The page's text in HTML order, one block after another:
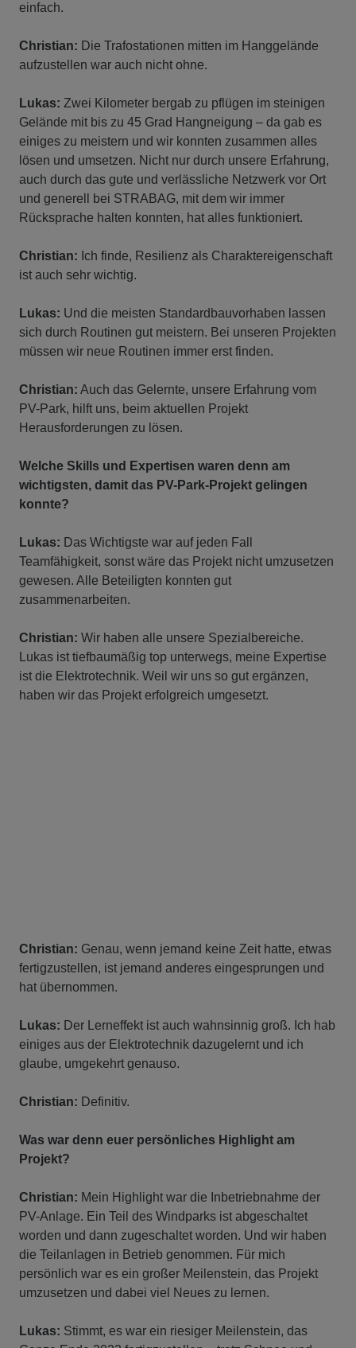
einfach.
Christian: Die Trafostationen mitten im Hanggelände
aufzustellen war auch nicht ohne.
Lukas: Zwei Kilometer bergab zu pflügen im steinigen
Gelände mit bis zu 45 Grad Hangneigung – da gab es
einiges zu meistern und wir konnten zusammen alles
lösen und umsetzen. Nicht nur durch unsere Erfahrung,
auch durch das gute und verlässliche Netzwerk vor Ort
und generell bei STRABAG, mit dem wir immer
Rücksprache halten konnten, hat alles funktioniert.
Christian: Ich finde, Resilienz als Charaktereigenschaft
ist auch sehr wichtig.
Lukas: Und die meisten Standardbauvorhaben lassen
sich durch Routinen gut meistern. Bei unseren Projekten
müssen wir neue Routinen immer erst finden.
Christian: Auch das Gelernte, unsere Erfahrung vom
PV-Park, hilft uns, beim aktuellen Projekt
Herausforderungen zu lösen.
Welche Skills und Expertisen waren denn am
wichtigsten, damit das PV-Park-Projekt gelingen
konnte?
Lukas: Das Wichtigste war auf jeden Fall
Teamfähigkeit, sonst wäre das Projekt nicht umzusetzen
gewesen. Alle Beteiligten konnten gut
zusammenarbeiten.
Christian: Wir haben alle unsere Spezialbereiche.
Lukas ist tiefbaumäßig top unterwegs, meine Expertise
ist die Elektrotechnik. Weil wir uns so gut ergänzen,
haben wir das Projekt erfolgreich umgesetzt.
Christian: Genau, wenn jemand keine Zeit hatte, etwas
fertigzustellen, ist jemand anderes eingesprungen und
hat übernommen.
Lukas: Der Lerneffekt ist auch wahnsinnig groß. Ich hab
einiges aus der Elektrotechnik dazugelernt und ich
glaube, umgekehrt genauso.
Christian: Definitiv.
Was war denn euer persönliches Highlight am
Projekt?
Christian: Mein Highlight war die Inbetriebnahme der
PV-Anlage. Ein Teil des Windparks ist abgeschaltet
worden und dann zugeschaltet worden. Und wir haben
die Teilanlagen in Betrieb genommen. Für mich
persönlich war es ein großer Meilenstein, das Projekt
umzusetzen und dabei viel Neues zu lernen.
Lukas: Stimmt, es war ein riesiger Meilenstein, das